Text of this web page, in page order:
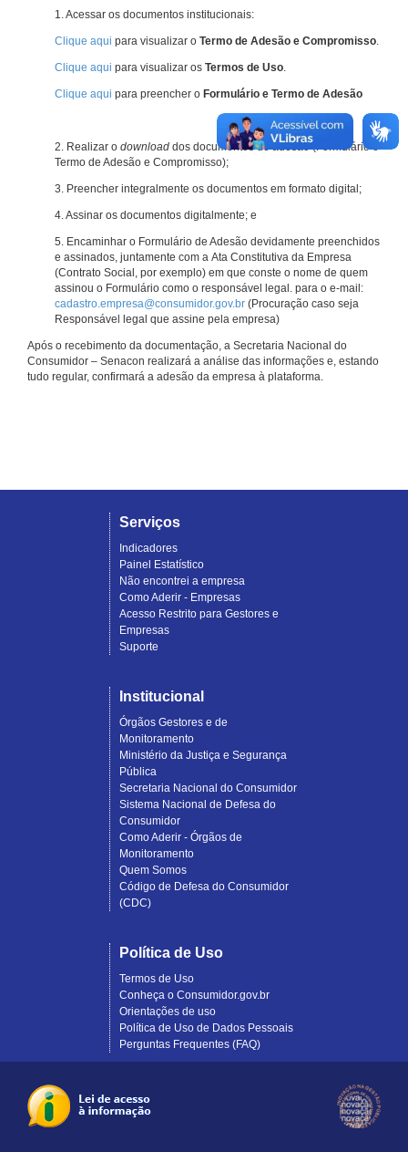
1. Acessar os documentos institucionais:
Clique aqui para visualizar o Termo de Adesão e Compromisso.
Clique aqui para visualizar os Termos de Uso.
Clique aqui para preencher o Formulário e Termo de Adesão
2. Realizar o download dos documentos de adesão (Formulário e
Termo de Adesão e Compromisso);
3. Preencher integralmente os documentos em formato digital;
4. Assinar os documentos digitalmente; e
5. Encaminhar o Formulário de Adesão devidamente preenchidos
e assinados, juntamente com a Ata Constitutiva da Empresa
(Contrato Social, por exemplo) em que conste o nome de quem
assinou o Formulário como o responsável legal. para o e-mail:
cadastro.empresa@consumidor.gov.br (Procuração caso seja
Responsável legal que assine pela empresa)
Após o recebimento da documentação, a Secretaria Nacional do
Consumidor – Senacon realizará a análise das informações e, estando
tudo regular, confirmará a adesão da empresa à plataforma.
Serviços
Indicadores
Painel Estatístico
Não encontrei a empresa
Como Aderir - Empresas
Acesso Restrito para Gestores e
Empresas
Suporte
Institucional
Órgãos Gestores e de
Monitoramento
Ministério da Justiça e Segurança
Pública
Secretaria Nacional do Consumidor
Sistema Nacional de Defesa do
Consumidor
Como Aderir - Órgãos de
Monitoramento
Quem Somos
Código de Defesa do Consumidor
(CDC)
Política de Uso
Termos de Uso
Conheça o Consumidor.gov.br
Orientações de uso
Política de Uso de Dados Pessoais
Perguntas Frequentes (FAQ)